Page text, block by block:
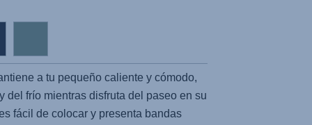
a tu pequeño caliente y cómodo,
del frío mientras disfruta del paseo en su
fácil de colocar y presenta bandas